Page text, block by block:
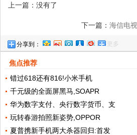
上一篇：没有了
下一篇： 海信电
分享到： 更多
焦点推荐
错过618还有816!小米手机
千元级的全面屏黑马,SOAPR
华为数字支付、央行数字货币、支
玩转春游拍照新姿势,OPPOR
夏普携新手机两大杀器回归:首发